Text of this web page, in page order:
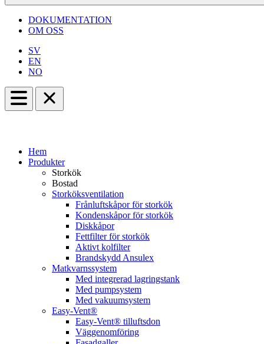
DOKUMENTATION
OM OSS
SV
EN
NO
Hem
Produkter
Storkök
Bostad
Storköksventilation
Frånluftskåpor för storkök
Kondenskåpor för storkök
Diskkåpor
Fettfilter för storkök
Aktivt kolfilter
Brandskydd Ansulex
Matkvarnssystem
Med integrerad lagringstank
Med pumpsystem
Med vakuumsystem
Easy-Vent®
Easy-Vent® tilluftsdon
Väggenomföring